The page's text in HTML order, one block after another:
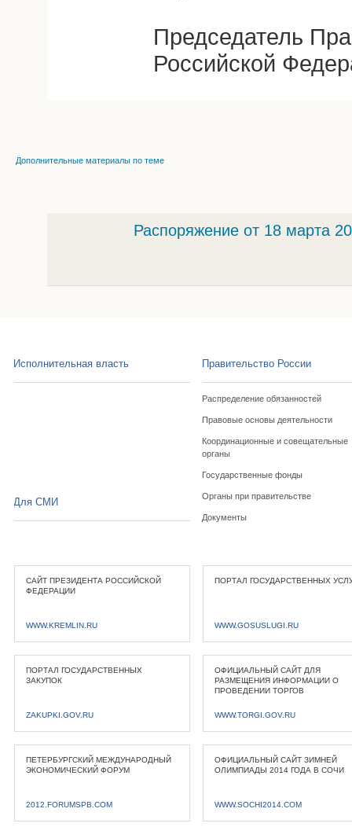
Председатель
Российской
Дополнительные материалы по теме
Распоряжение от 18 марта
Исполнительная власть Правительство России
Распределение обязанностей
Правовые основы деятельности
Координационные и совещательные
органы
Государственные фонды
Органы при правительстве
Документы
Для СМИ
САЙТ ПРЕЗИДЕНТА РОССИЙСКОЙ
ФЕДЕРАЦИИ
WWW.KREMLIN.RU
ПОРТАЛ ГОСУДАРСТВЕННЫХ
WWW.GOSUSLUGI.RU
ПОРТАЛ ГОСУДАРСТВЕННЫХ
ЗАКУПОК
ZAKUPKI.GOV.RU
ОФИЦИАЛЬНЫЙ САЙТ ДЛЯ
РАЗМЕЩЕНИЯ ИНФОРМАЦИИ О
ПРОВЕДЕНИИ ТОРГОВ
WWW.TORGI.GOV.RU
ПЕТЕРБУРГСКИЙ МЕЖДУНАРОДНЫЙ
ЭКОНОМИЧЕСКИЙ ФОРУМ
2012.FORUMSPB.COM
ОФИЦИАЛЬНЫЙ САЙТ ЗИМНЕЙ
ОЛИМПИАДЫ 2014 ГОДА В СОЧИ
WWW.SOCHI2014.COM